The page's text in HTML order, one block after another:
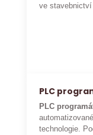
ve
PLC
PLC
technologie.